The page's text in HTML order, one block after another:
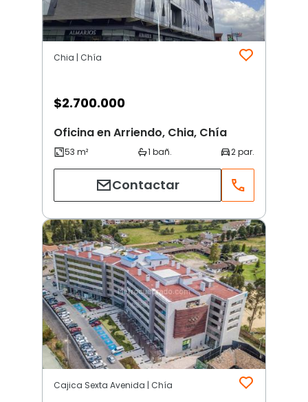
Chia | Chía
$2.700.000
Oficina en Arriendo, Chia, Chía
Contactar
Cajica Sexta Avenida | Chía